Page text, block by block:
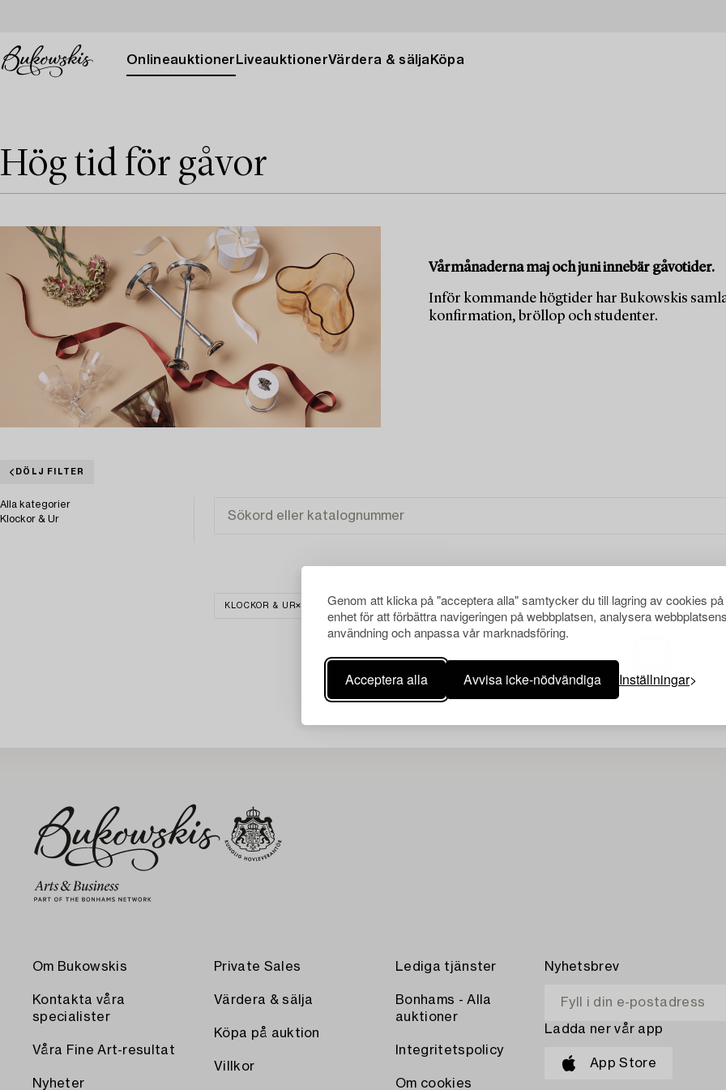
Genom att klicka på "acceptera alla" samtycker du till lagring av cookies
enhet för att förbättra navigeringen på webbplatsen, analysera webbplatsens
användning och anpassa vår marknadsföring.
Acceptera alla Avvisa icke-nödvändiga Inställningar
Onlineauktioner LiveauktionerVärdera & sälja Köpa
Hög tid för gåvor
Vårmånaderna maj och juni innebär gåvotider.
Inför kommande högtider har Bukowskis
konfirmation, bröllop och studenter.
DÖLJ FILTER
Alla kategorier
Klockor & Ur
KLOCKOR & UR ARMBANDSUR RENSA ALLA
Din sökning gav ingen träff
Om Bukowskis
Kontakta våra
specialister
Våra Fine Art-resultat
Nyheter
Private Sales
Värdera & sälja
Köpa på auktion
Villkor
Lediga tjänster
Bonhams - Alla
auktioner
Integritetspolicy
Om cookies
Nyhetsbrev
Ladda ner vår app
App Store